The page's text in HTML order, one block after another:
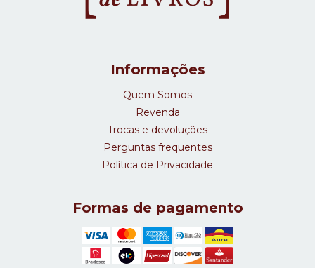
Informações
Quem Somos
Revenda
Trocas e devoluções
Perguntas frequentes
Política de Privacidade
Formas de pagamento